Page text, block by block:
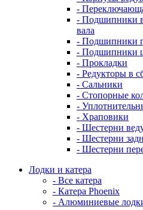
-
- Подшипники
вала
- Подшипники
- Подшипники
- Прокладки
- Редукторы в
- Сальники
- Стопорные
-
- Храповики
- Шестерни
- Шестерни
- Шестерни
Лодки и катера
- Все катера
- Катера Phoenix
- Алюминиевые